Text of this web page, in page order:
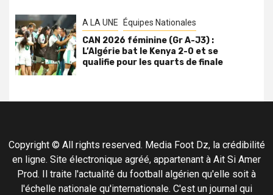
A LA UNE Équipes Nationales
CAN 2026 féminine (Gr A-J3) :
L’Algérie bat le Kenya 2-0 et se
qualifie pour les quarts de finale
Copyright © All rights reserved. Media Foot Dz, la crédibilité
en ligne. Site électronique agréé, appartenant à Ait Si Amer
Prod. Il traite l'actualité du football algérien qu'elle soit à
l'échelle nationale qu'internationale. C'est un journal qui